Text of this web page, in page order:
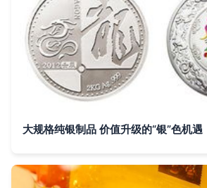
大规格纯银制品 价值升级的“银”色机遇